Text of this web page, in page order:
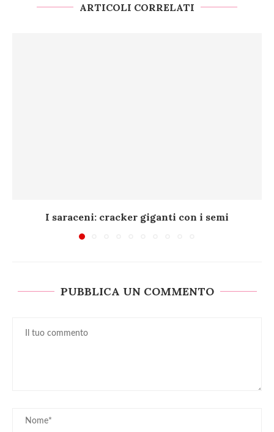
ARTICOLI CORRELATI
I saraceni: cracker giganti con i semi
PUBBLICA UN COMMENTO